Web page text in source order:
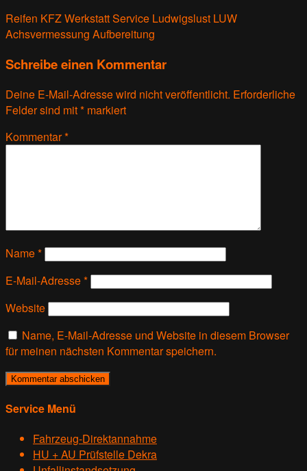
Reifen KFZ Werkstatt Service Ludwigslust LUW
Achsvermessung Aufbereitung
Schreibe einen Kommentar
Deine E-Mail-Adresse wird nicht veröffentlicht. Erforderliche
Felder sind mit* markiert
Kommentar*
Name*
E-Mail-Adresse*
Website
Name, E-Mail-Adresse und Website in diesem Browser
für meinen nächsten Kommentar speichern.
Service Menü
Fahrzeug-Direktannahme
HU + AU Prüfstelle Dekra